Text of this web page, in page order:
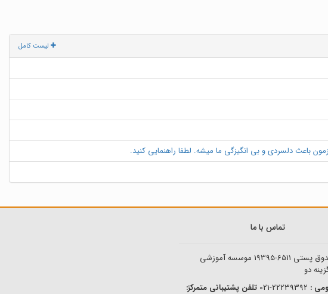
لیست کامل
باعث دلسردی و بی انگیزگی ما میشه. لطفا راهنمایی کنید.
تماس با ما
پستی 19395-6511موسسه آموزشی
دو
:
تلفن پشتیبانی متمرکز: